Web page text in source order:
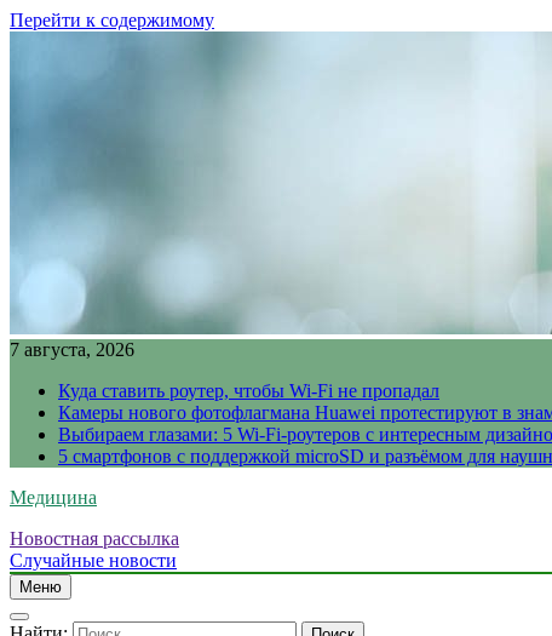
Перейти к содержимому
7 августа, 2026
Куда ставить роутер, чтобы Wi-Fi не пропадал
Камеры нового фотофлагмана Huawei протестируют в
Выбираем глазами: 5 Wi-Fi-роутеров с интересным
5 смартфонов с поддержкой microSD и разъёмом для
Медицина
Новостная рассылка
Случайные новости
Меню